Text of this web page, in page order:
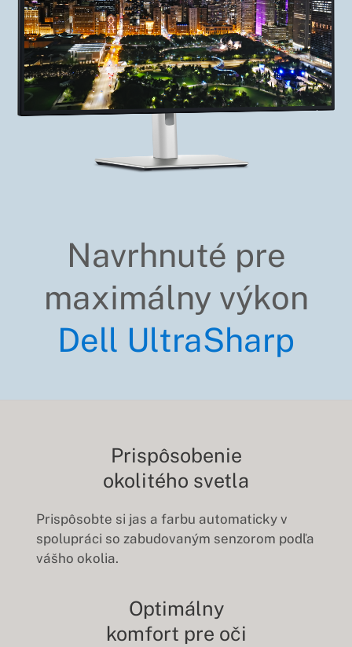
Navrhnuté pre
maximálny výkon
Dell UltraSharp
Prispôsobenie
okolitého svetla
Prispôsobte si jas a farbu automaticky v
spolupráci so zabudovaným senzorom podľa
vášho okolia.
Optimálny
komfort pre oči